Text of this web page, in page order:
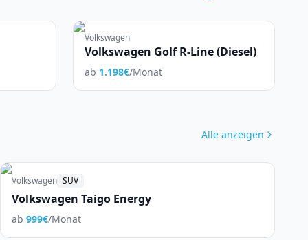
Volkswagen
Volkswagen Golf R-Line (Diesel)
ab 1.198€/Monat
Alle anzeigen
Volkswagen SUV
Volkswagen Taigo Energy
ab 999€/Monat